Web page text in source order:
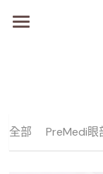
品牌開店包
全部 PreMedi眼